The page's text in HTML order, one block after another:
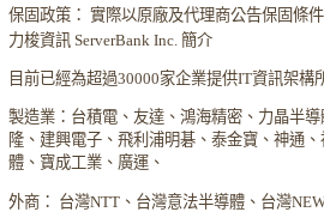
保固政策： 實際以原廠及代理商公告保固條
力梭資訊 ServerBank Inc. 簡介
目前已經為超過30000家企業提供IT資訊架
製造業：台積電、友達、鴻海精密、力晶半
隆、建興電子、飛利浦明碁、泰金寶、神通
體、寶成工業、廣運、
外商： 台灣NTT、台灣意法半導體、台灣